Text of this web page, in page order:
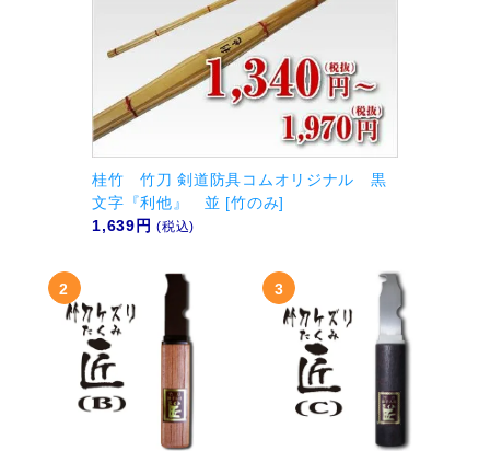
桂竹 竹刀 剣道防具コムオリジナル 黒
文字『利他』 並 [竹のみ]
1,639円 (税込)